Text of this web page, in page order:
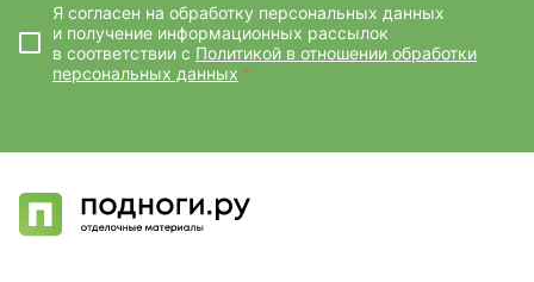
Я согласен на обработку персональных данных
и получение информационных рассылок
в соответствии с Политикой в отношении обработки
персональных данных *